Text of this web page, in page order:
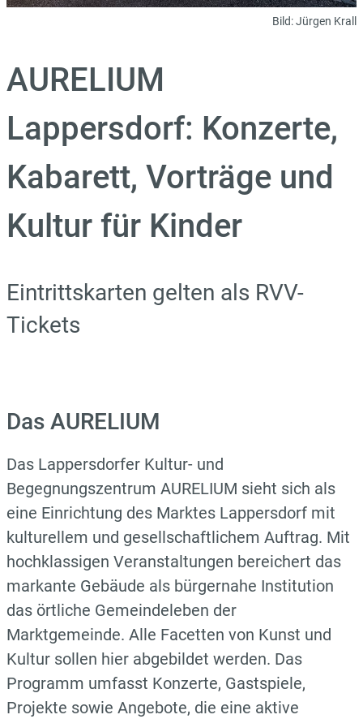
Bild:Jürgen Krall
AURELIUM
Lappersdorf: Konzerte,
Kabarett, Vorträge und
Kultur für Kinder
Eintrittskarten gelten als RVV-
Tickets
Das AURELIUM
Das Lappersdorfer Kultur- und
Begegnungszentrum AURELIUM sieht sich als
eine Einrichtung des Marktes Lappersdorf mit
kulturellem und gesellschaftlichem Auftrag. Mit
hochklassigen Veranstaltungen bereichert das
markante Gebäude als bürgernahe Institution
das örtliche Gemeindeleben der
Marktgemeinde. Alle Facetten von Kunst und
Kultur sollen hier abgebildet werden. Das
Programm umfasst Konzerte, Gastspiele,
Projekte sowie Angebote, die eine aktive